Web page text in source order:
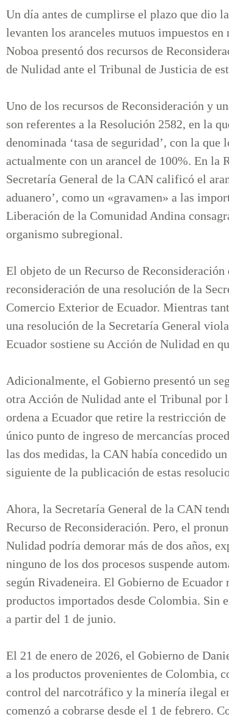
Un día antes de cumplirse el plazo que dio
levanten los aranceles mutuos impuestos
Noboa presentó dos recursos de
de Nulidad ante el Tribunal de Justicia de
Uno de los recursos de Reconsideración y
son referentes a la Resolución 2582, en la
denominada ‘tasa de seguridad’, con la
actualmente con un arancel de 100%. En la
Secretaría General de la CAN calificó el
aduanero’, como un «gravamen» a las
Liberación de la Comunidad Andina
organismo subregional.
El objeto de un Recurso de
reconsideración de una resolución de la
Comercio Exterior de Ecuador. Mientras
una resolución de la Secretaría General
Ecuador sostiene su Acción de Nulidad en
Adicionalmente, el Gobierno presentó un
otra Acción de Nulidad ante el Tribunal por
ordena a Ecuador que retire la restricción
único punto de ingreso de mercancías
las dos medidas, la CAN había concedido
siguiente de la publicación de estas
Ahora, la Secretaría General de la CAN
Recurso de Reconsideración. Pero, el
Nulidad podría demorar más de dos años,
ninguno de los dos procesos suspende
según Rivadeneira. El Gobierno de Ecuador
productos importados desde Colombia. Sin
a partir del 1 de junio.
El 21 de enero de 2026, el Gobierno de
a los productos provenientes de Colombia,
control del narcotráfico y la minería ilegal
comenzó a cobrarse desde el 1 de febrero.